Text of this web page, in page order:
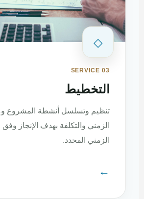
◇
SERVICE 03
التخطيط
تنظيم وتسلسل أنشطة المشروع
الزمني والتكلفة بهدف الإنجاز وفق
الزمني المحدد.
←